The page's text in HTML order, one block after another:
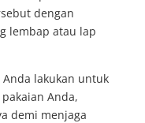
dengan
lembap atau lap
lakukan untuk
Anda,
demi menjaga